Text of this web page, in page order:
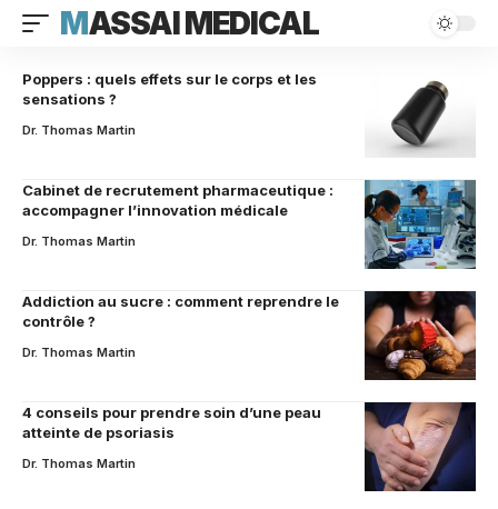
MASSAI MEDICAL
Poppers : quels effets sur le corps et les
sensations ?
Dr. Thomas Martin
Cabinet de recrutement pharmaceutique :
accompagner l’innovation médicale
Dr. Thomas Martin
Addiction au sucre : comment reprendre le
contrôle ?
Dr. Thomas Martin
4 conseils pour prendre soin d’une peau
atteinte de psoriasis
Dr. Thomas Martin